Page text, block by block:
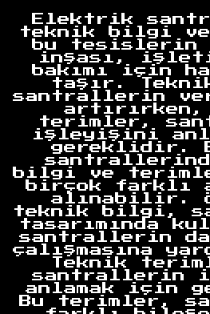
Elektrik
teknik bilgi
bu tesislerin
inşası,
bakımı için
taşır.
santrallerin
terimler,
işleyişini
gereklidir.
bilgi ve
birçok farklı
alınabilir.
teknik bilgi,
tasarımında
santrallerin
çalışmasına
Teknik
santrallerin
anlamak için
Bu terimler,